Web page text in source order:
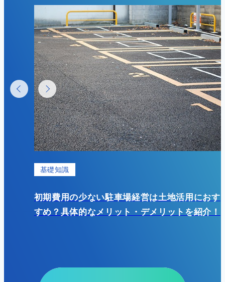
基礎知識
初期費用の少ない駐車場経営は土地活用におす
すめ？具体的なメリット・デメリットを紹介！